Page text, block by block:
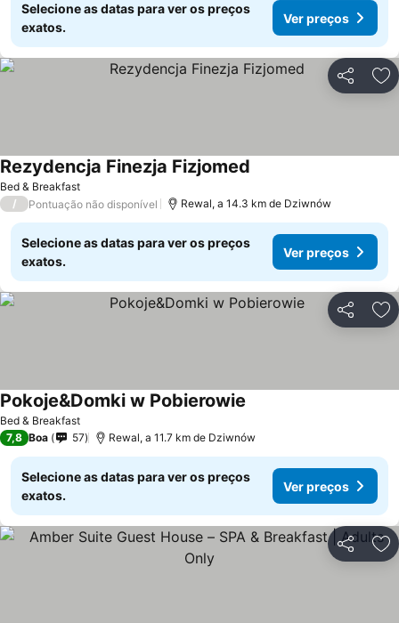
Selecione as datas para ver os preços
exatos.
Ver preços
Partilhar
Bed & Breakfast
Rezydencja Finezja Fizjomed
/ Pontuação não disponível Rewal, a 14.3 km de Dziwnów
Selecione as datas para ver os preços
exatos.
Ver preços
Partilhar
Bed & Breakfast
Pokoje&Domki w Pobierowie
7,8 Boa 57 Rewal, a 11.7 km de Dziwnów
Selecione as datas para ver os preços
exatos.
Ver preços
Partilhar